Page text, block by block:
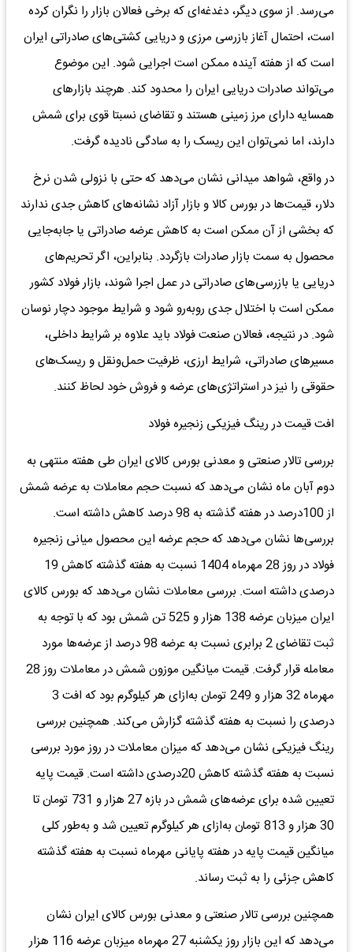
می‌رسد. از سوی دیگر، دغدغه‌ای که برخی فعالان بازار را نگران کرده
است، احتمال آغاز بازرسی مرزی و دریایی کشتی‌های صادراتی ایران
است که از هفته آینده ممکن است اجرایی شود. این موضوع
می‌تواند صادرات دریایی ایران را محدود کند. هرچند بازارهای
همسایه دارای مرز زمینی هستند و تقاضای نسبتا قوی برای شمش
دارند، اما نمی‌توان این ریسک را به سادگی نادیده گرفت.
در واقع، شواهد میدانی نشان می‌دهد که حتی با نزولی شدن نرخ
دلار، قیمت‌ها در بورس کالا و بازار آزاد نشانه‌های کاهش جدی ندارند
که بخشی از آن ممکن است به کاهش عرضه صادراتی یا جابه‌جایی
محصول به سمت بازار صادرات بازگردد. بنابراین، اگر تحریم‌های
دریایی یا بازرسی‌های صادراتی در عمل اجرا شوند، بازار فولاد کشور
ممکن است با اختلال جدی روبه‌رو شود و شرایط موجود دچار نوسان
شود. در نتیجه، فعالان صنعت فولاد باید علاوه بر شرایط داخلی،
مسیرهای صادراتی، شرایط ارزی، ظرفیت حمل‌ونقل و ریسک‌های
حقوقی را نیز در استراتژی‌های عرضه و فروش خود لحاظ کنند.
افت قیمت در رینگ فیزیکی زنجیره فولاد
بررسی تالار صنعتی و معدنی بورس کالای ایران طی هفته منتهی به
دوم آبان ماه نشان می‌دهد که نسبت حجم معاملات به عرضه شمش
از 100درصد در هفته گذشته به 98 درصد کاهش داشته است.
بررسی‌ها نشان می‌دهد که حجم عرضه این محصول میانی زنجیره
فولاد در روز 28 مهرماه 1404 نسبت به هفته گذشته کاهش 19
درصدی داشته است. بررسی معاملات نشان می‌دهد که بورس کالای
ایران میزبان عرضه 138 هزار و 525 تن شمش بود که با توجه به
ثبت تقاضای 2 برابری نسبت به عرضه 98 درصد از عرضه‌ها مورد
معامله قرار گرفت. قیمت میانگین موزون شمش در معاملات روز 28
مهرماه 32 هزار و 249 تومان به‌ازای هر کیلوگرم بود که افت 3
درصدی را نسبت به هفته گذشته گزارش می‌کند. همچنین بررسی
رینگ فیزیکی نشان می‌دهد که میزان معاملات در روز مورد بررسی
نسبت به هفته گذشته کاهش 20درصدی داشته‌ است. قیمت پایه
تعیین شده برای عرضه‌های شمش در بازه 27 هزار و 731 تومان تا
30 هزار و 813 تومان به‌ازای هر کیلوگرم تعیین شد و به‌طور کلی
میانگین قیمت پایه در هفته پایانی مهرماه نسبت به هفته گذشته
کاهش جزئی را به ثبت رساند.
همچنین بررسی تالار صنعتی و معدنی بورس کالای ایران نشان
می‌دهد که این بازار روز یکشنبه 27 مهرماه میزبان عرضه 116 هزار